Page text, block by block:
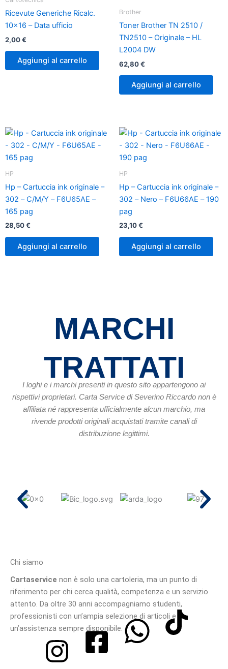
Ricevute Generiche Ricalc.
10×16 – Data ufficio
2,00€
Aggiungi al carrello
Brother
Toner Brother TN 2510 /
TN2510 – Originale – HL
L2004 DW
62,80€
Aggiungi al carrello
HP
Hp – Cartuccia ink originale –
302 – C/M/Y – F6U65AE –
165 pag
28,50€
Aggiungi al carrello
HP
Hp – Cartuccia ink originale –
302 – Nero – F6U66AE – 190
pag
23,10€
Aggiungi al carrello
MARCHI
TRATTATI
I loghi e i marchi presenti in questo sito appartengono ai
rispettivi proprietari. Carta Service di Severino Riccardo non è
affiliata né rappresenta ufficialmente alcun marchio, ma
rivende prodotti originali acquistati tramite canali di
distribuzione legittimi.
Chi siamo
Cartaservice non è solo una cartoleria, ma un punto di
riferimento per chi cerca qualità, competenza e un servizio
attento. Da oltre 30 anni accompagniamo studenti,
professionisti con un’ampia selezione di articoli e
un’assistenza sempre disponibile.